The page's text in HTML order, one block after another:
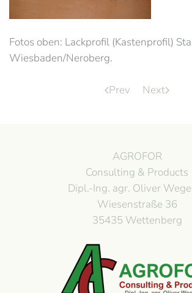
Fotos oben: Lackprofil (Kastenprofil)
Wiesbaden/Neroberg.
Prev Next
AGROFOR
Consulting & Products
Dipl.-Ing. agr. Oliver
Wiesenstraße 36
35435 Wettenberg